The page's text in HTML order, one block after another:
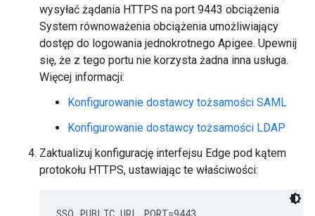
wysyłać żądania HTTPS na port 9443 obciążenia
System równoważenia obciążenia umożliwiający
dostęp do logowania jednokrotnego Apigee. Upewnij
się, że z tego portu nie korzysta żadna inna usługa.
Więcej informacji:
Konfigurowanie dostawcy tożsamości SAML
Konfigurowanie dostawcy tożsamości LDAP
Zaktualizuj konfigurację interfejsu Edge pod kątem
protokołu HTTPS, ustawiając te właściwości: